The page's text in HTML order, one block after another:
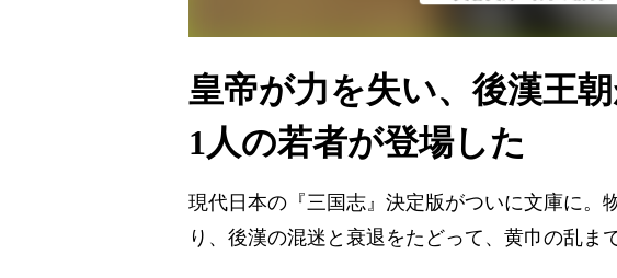
皇帝が力を失い、後漢王朝
1人の若者が登場した
現代日本の『三国志』決定版がついに文庫に。
り、後漢の混迷と衰退をたどって、黄巾の乱ま